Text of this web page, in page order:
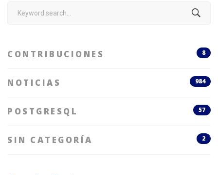
Search
CONTRIBUCIONES 8
NOTICIAS 984
POSTGRESQL 57
SIN CATEGORÍA 2